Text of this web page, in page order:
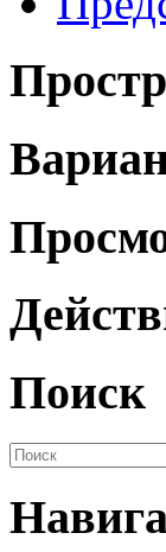
Поиск